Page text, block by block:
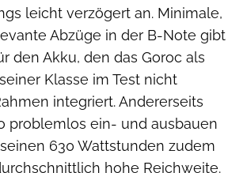
leicht verzögert an. Minimale,
Abzüge in der B-Note gibt
den Akku, den das Goroc als
Klasse im Test nicht
integriert. Andererseits
problemlos ein- und ausbauen
630 Wattstunden zudem
hohe Reichweite.